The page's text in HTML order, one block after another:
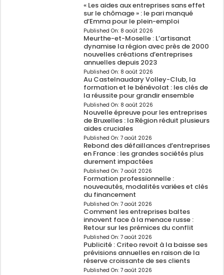
« Les aides aux entreprises sans effet
sur le chômage » : le pari manqué
d’Emma pour le plein-emploi
Published On: 8 août 2026
Meurthe-et-Moselle : L’artisanat
dynamise la région avec près de 2000
nouvelles créations d’entreprises
annuelles depuis 2023
Published On: 8 août 2026
Au Castelnaudary Volley-Club, la
formation et le bénévolat : les clés de
la réussite pour grandir ensemble
Published On: 8 août 2026
Nouvelle épreuve pour les entreprises
de Bruxelles : la Région réduit plusieurs
aides cruciales
Published On: 7 août 2026
Rebond des défaillances d’entreprises
en France : les grandes sociétés plus
durement impactées
Published On: 7 août 2026
Formation professionnelle :
nouveautés, modalités variées et clés
du financement
Published On: 7 août 2026
Comment les entreprises baltes
innovent face à la menace russe :
Retour sur les prémices du conflit
Published On: 7 août 2026
Publicité : Criteo revoit à la baisse ses
prévisions annuelles en raison de la
réserve croissante de ses clients
Published On: 7 août 2026